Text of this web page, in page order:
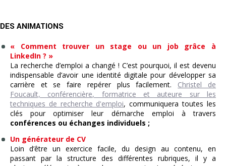
DES ANIMATIONS
« Comment trouver un stage ou un job grâce à
LinkedIn ? »
La recherche d’emploi a changé ! C’est pourquoi, il est devenu
indispensable d’avoir une identité digitale pour développer sa
carrière et se faire repérer plus facilement. Christel de
Foucault, conférencière, formatrice et auteure sur les
techniques de recherche d'emploi, communiquera toutes les
clés pour optimiser leur démarche emploi à travers
conférences ou échanges individuels ;
Un générateur de CV
Loin d’être un exercice facile, du design au contenu, en
passant par la structure des différentes rubriques, il y a